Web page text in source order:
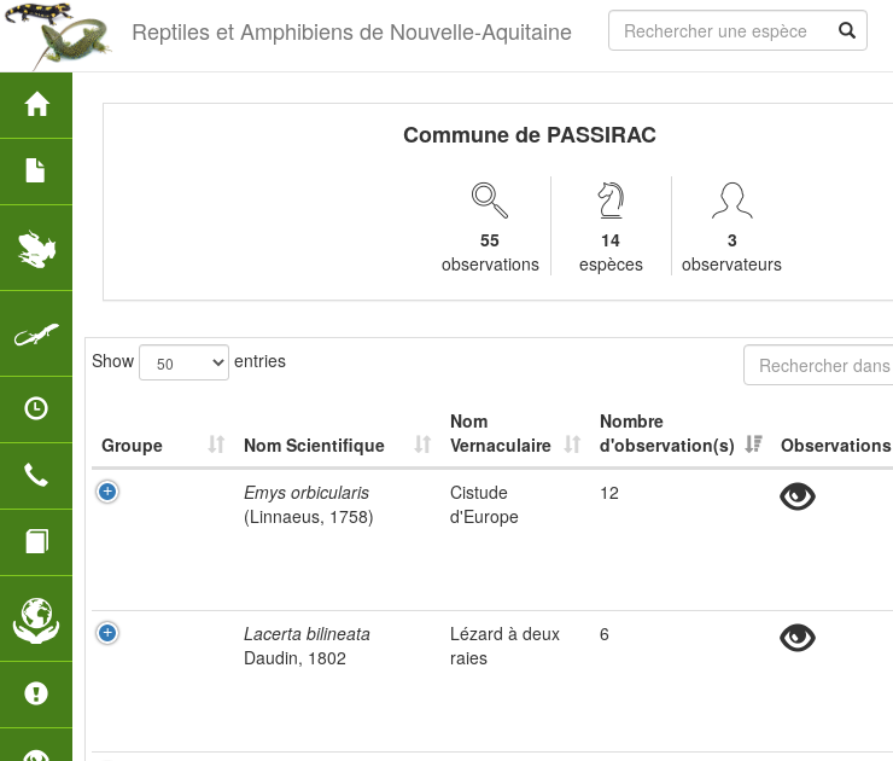
Reptiles et Amphibiens de Nouvelle-Aquitaine
Commune de PASSIRAC
55
observations
14
espèces
3
observateurs
Show entries
Groupe Nom Scientifique
Nom
Vernaculaire
Nombre
d'observation(s)
Observations
Emys orbicularis
(Linnaeus, 1758)
Cistude
d'Europe
12
Lacerta bilineata
Daudin, 1802
Lézard à deux
raies
6